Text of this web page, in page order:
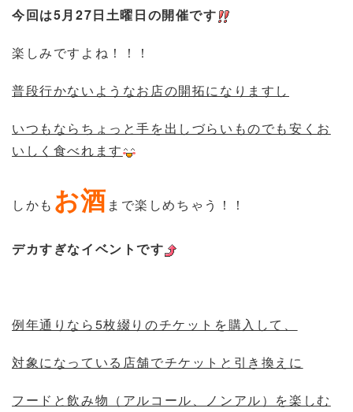
今回は5月27日土曜日の開催です
楽しみですよね！！！
普段行かないようなお店の開拓になりますし
いつもならちょっと手を出しづらいものでも安くお
いしく食べれます
しかも お酒 まで楽しめちゃう！！
デカすぎなイベントです
例年通りなら5枚綴りのチケットを購入して、
対象になっている店舗でチケットと引き換えに
フードと飲み物（アルコール、ノンアル）を楽しむ